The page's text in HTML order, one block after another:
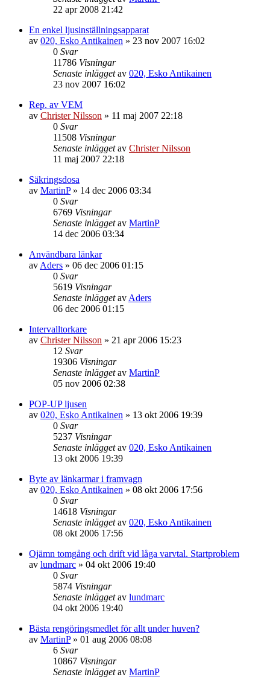
22 apr 2008 21:42
En enkel ljusinställningsapparat
av 020, Esko Antikainen » 23 nov 2007 16:02
0 Svar
11786 Visningar
Senaste inläggetav 020, Esko Antikainen
23 nov 2007 16:02
Rep. av VEM
av Christer Nilsson » 11 maj 2007 22:18
0 Svar
11508 Visningar
Senaste inläggetav Christer Nilsson
11 maj 2007 22:18
Säkringsdosa
av MartinP» 14 dec 2006 03:34
0 Svar
6769 Visningar
Senaste inläggetav MartinP
14 dec 2006 03:34
Användbara länkar
av Aders » 06 dec 2006 01:15
0 Svar
5619 Visningar
Senaste inläggetav Aders
06 dec 2006 01:15
Intervalltorkare
av Christer Nilsson » 21 apr 2006 15:23
12 Svar
19306 Visningar
Senaste inläggetav MartinP
05 nov 2006 02:38
POP-UP ljusen
av 020, Esko Antikainen » 13 okt 2006 19:39
0 Svar
5237 Visningar
Senaste inläggetav 020, Esko Antikainen
13 okt 2006 19:39
Byte av länkarmar i framvagn
av 020, Esko Antikainen » 08 okt 2006 17:56
0 Svar
14618 Visningar
Senaste inläggetav 020, Esko Antikainen
08 okt 2006 17:56
Ojämn tomgång och drift vid låga varvtal. Startproblem
av lundmarc » 04 okt 2006 19:40
0 Svar
5874 Visningar
Senaste inläggetav lundmarc
04 okt 2006 19:40
Bästa rengöringsmedlet för allt under huven?
av MartinP» 01 aug 2006 08:08
6 Svar
10867 Visningar
Senaste inläggetav MartinP